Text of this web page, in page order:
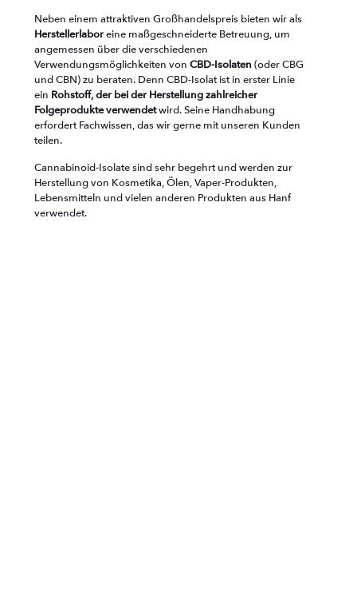
Neben einem attraktiven Großhandelspreis bieten wir als
Herstellerlaboreine maßgeschneiderte Betreuung, um
angemessen über die verschiedenen
Verwendungsmöglichkeiten von CBD-Isolaten (oder CBG
und CBN) zu beraten. Denn CBD-Isolat ist in erster Linie
ein Rohstoff, der bei der Herstellung zahlreicher
Folgeprodukte verwendetwird. Seine Handhabung
erfordert Fachwissen, das wir gerne mit unseren Kunden
teilen.
Cannabinoid-Isolate sind sehr begehrt und werden zur
Herstellung von Kosmetika, Ölen, Vaper-Produkten,
Lebensmitteln und vielen anderen Produkten aus Hanf
verwendet.